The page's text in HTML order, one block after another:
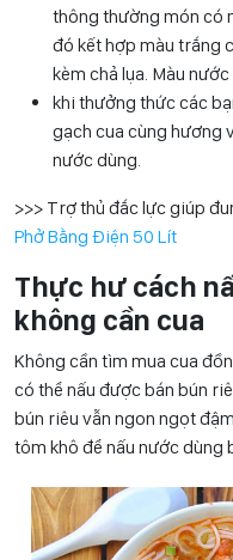
thông thường món có
đó kết hợp màu trắng
kèm chả lụa. Màu
khi thưởng thức các
gạch cua cùng hương
nước dùng.
>>> Trợ thủ đắc lực giúp
Phở Bằng Điện 50 Lít
Thực hư cách
không cần cua
Không cần tìm mua cua
có thể nấu được bán bún
bún riêu vẫn ngon ngọt
tôm khô để nấu nước dùng